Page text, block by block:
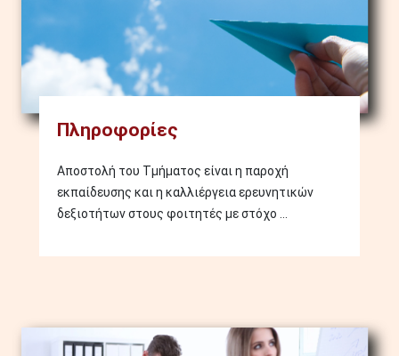
Πληροφορίες
Αποστολή του Τμήματος είναι η παροχή
εκπαίδευσης και η καλλιέργεια ερευνητικών
δεξιοτήτων στους φοιτητές με στόχο ...